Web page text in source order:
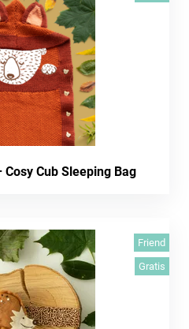
Cub Sleeping Bag
Friend
Gratis